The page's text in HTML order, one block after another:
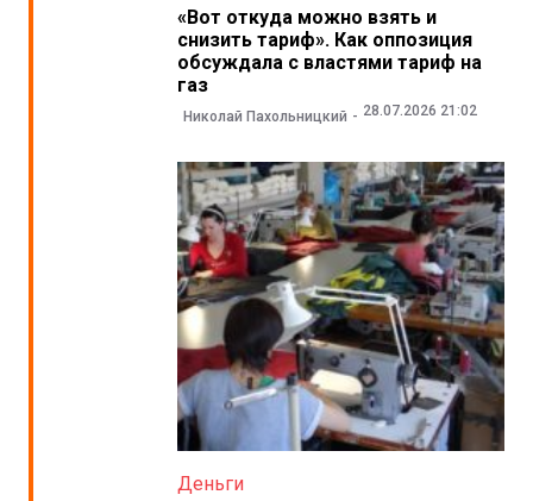
«Вот откуда можно взять и
снизить тариф». Как оппозиция
обсуждала с властями тариф на
газ
Николай Пахольницкий 28.07.2026 21:02
Деньги